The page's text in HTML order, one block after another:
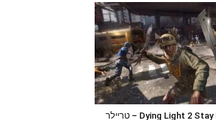
Dying Light 2 Stay Human – טריילר